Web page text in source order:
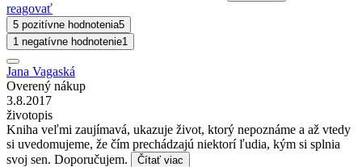
reagovať
5 pozitívne hodnotenia5
1 negatívne hodnotenie1
Jana Vagaská
Overený nákup
3.8.2017
životopis
Kniha veľmi zaujímavá, ukazuje život, ktorý nepoznáme a až vtedy
si uvedomujeme, že čím prechádzajú niektorí ľudia, kým si splnia
svoj sen. Doporučujem.
Čítať viac